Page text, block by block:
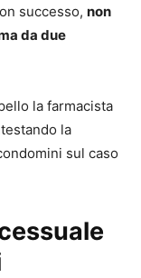
successo, non
da due
la farmacista
la
sul caso